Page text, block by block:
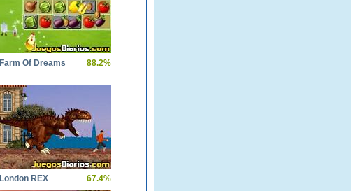
Farm Of Dreams 88.2%
London REX 67.4%